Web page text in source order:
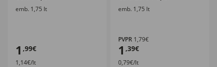
emb. 1,75 lt
1 ,99€
1,14€/lt
emb. 1,75 lt
PVPR 1,79€
1 ,39€
0,79€/lt